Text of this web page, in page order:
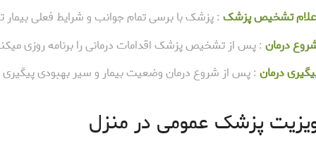
تشخیص پزشک: پزشک با برسی تمام جوانب و شرایط فعلی
درمان: پس از تشخیص پزشک اقدامات درمانی را برنامه روزی
درمان: پس از شروع درمان وضعیت بیمار و سیر بهبودی
پزشک عمومی در منزل